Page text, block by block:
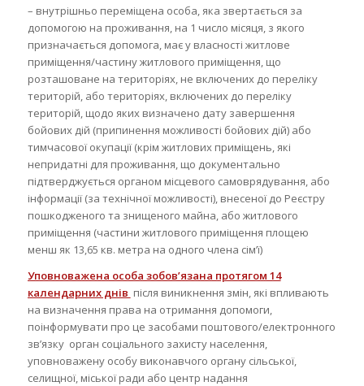
– внутрішньо переміщена особа, яка звертається за
допомогою на проживання, на 1 число місяця, з якого
призначається допомога, має у власності житлове
приміщення/частину житлового приміщення, що
розташоване на територіях, не включених до переліку
територій, або територіях, включених до переліку
територій, щодо яких визначено дату завершення
бойових дій (припинення можливості бойових дій) або
тимчасової окупації (крім житлових приміщень, які
непридатні для проживання, що документально
підтверджується органом місцевого самоврядування, або
інформації (за технічної можливості), внесеної до Реєстру
пошкодженого та знищеного майна, або житлового
приміщення (частини житлового приміщення площею
менш як 13,65 кв. метра на одного члена сім’ї)
Уповноважена особа зобов’язана протягом 14
календарних днів після виникнення змін, які впливають
на визначення права на отримання допомоги,
поінформувати про це засобами поштового/електронного
зв’язку орган соціального захисту населення,
уповноважену особу виконавчого органу сільської,
селищної, міської ради або центр надання